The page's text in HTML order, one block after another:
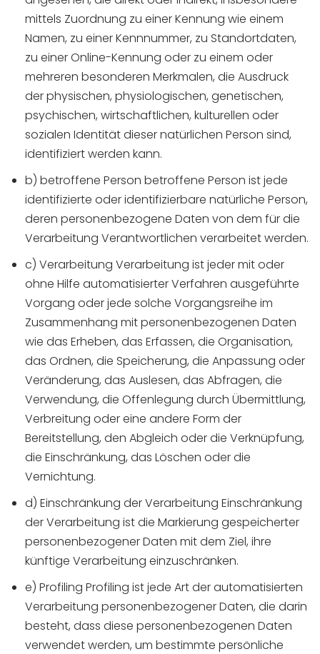
mittels Zuordnung zu einer Kennung wie einem
Namen, zu einer Kennnummer, zu Standortdaten,
zu einer Online-Kennung oder zu einem oder
mehreren besonderen Merkmalen, die Ausdruck
der physischen, physiologischen, genetischen,
psychischen, wirtschaftlichen, kulturellen oder
sozialen Identität dieser natürlichen Person sind,
identifiziert werden kann.
b) betroffene Person betroffene Person ist jede
identifizierte oder identifizierbare natürliche Person,
deren personenbezogene Daten von dem für die
Verarbeitung Verantwortlichen verarbeitet werden.
c) Verarbeitung Verarbeitung ist jeder mit oder
ohne Hilfe automatisierter Verfahren ausgeführte
Vorgang oder jede solche Vorgangsreihe im
Zusammenhang mit personenbezogenen Daten
wie das Erheben, das Erfassen, die Organisation,
das Ordnen, die Speicherung, die Anpassung oder
Veränderung, das Auslesen, das Abfragen, die
Verwendung, die Offenlegung durch Übermittlung,
Verbreitung oder eine andere Form der
Bereitstellung, den Abgleich oder die Verknüpfung,
die Einschränkung, das Löschen oder die
Vernichtung.
d) Einschränkung der Verarbeitung Einschränkung
der Verarbeitung ist die Markierung gespeicherter
personenbezogener Daten mit dem Ziel, ihre
künftige Verarbeitung einzuschränken.
e) Profiling Profiling ist jede Art der automatisierten
Verarbeitung personenbezogener Daten, die darin
besteht, dass diese personenbezogenen Daten
verwendet werden, um bestimmte persönliche